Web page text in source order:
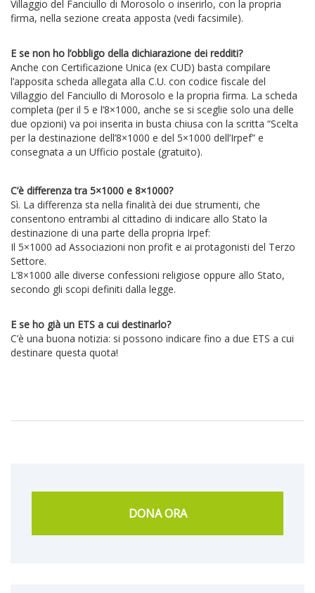
Villaggio del Fanciullo di Morosolo o inserirlo, con la propria
firma, nella sezione creata apposta (vedi facsimile).
E se non ho l’obbligo della dichiarazione dei redditi?
Anche con Certificazione Unica (ex CUD) basta compilare
l’apposita scheda allegata alla C.U. con codice fiscale del
Villaggio del Fanciullo di Morosolo e la propria firma. La scheda
completa (per il 5 e l’8×1000, anche se si sceglie solo una delle
due opzioni) va poi inserita in busta chiusa con la scritta “Scelta
per la destinazione dell’8×1000 e del 5×1000 dell’Irpef” e
consegnata a un Ufficio postale (gratuito).
C’è differenza tra 5×1000 e 8×1000?
Sì. La differenza sta nella finalità dei due strumenti, che
consentono entrambi al cittadino di indicare allo Stato la
destinazione di una parte della propria Irpef:
Il 5×1000 ad Associazioni non profit e ai protagonisti del Terzo
Settore.
L’8×1000 alle diverse confessioni religiose oppure allo Stato,
secondo gli scopi definiti dalla legge.
E se ho già un ETS a cui destinarlo?
C’è una buona notizia: si possono indicare fino a due ETS a cui
destinare questa quota!
DONA ORA